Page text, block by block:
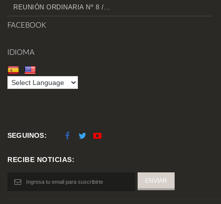
REUNIÓN ORDINARIA Nº 8 /...
FACEBOOK
IDIOMA
SEGUINOS:
RECIBE NOTICIAS: